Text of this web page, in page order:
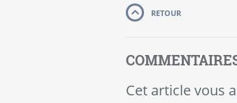
RETOUR
Cet article vous